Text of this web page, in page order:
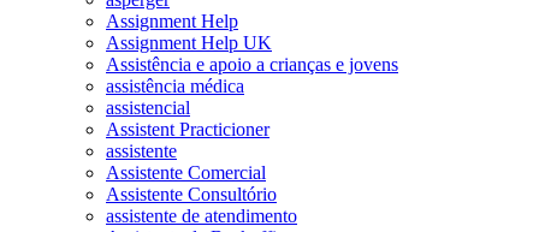
Assignment Help
Assignment Help UK
Assistência e apoio a crianças e jovens
assistência médica
assistencial
Assistent Practicioner
assistente
Assistente Comercial
Assistente Consultório
assistente de atendimento